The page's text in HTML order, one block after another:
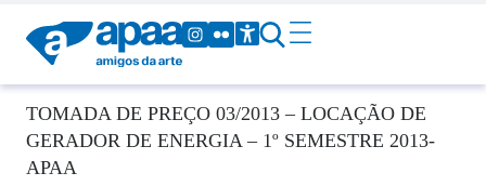
TOMADA DE PREÇO 03/2013 – LOCAÇÃO DE
GERADOR DE ENERGIA – 1º SEMESTRE 2013-
APAA